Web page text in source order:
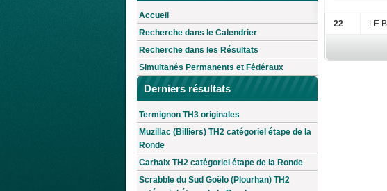
Accueil
Recherche dans le Calendrier
Recherche dans les Résultats
Simultanés Permanents et Fédéraux
Derniers résultats
Termignon TH3 originales
Muzillac (Billiers) TH2 catégoriel étape de la
Ronde
Carhaix TH2 catégoriel étape de la Ronde
Scrabble du Sud Goëlo (Plourhan) TH2
22 LE